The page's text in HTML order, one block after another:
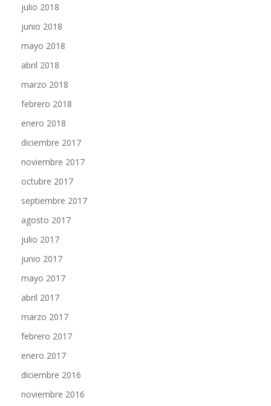
junio 2018
mayo 2018
abril 2018
marzo 2018
febrero 2018
enero 2018
diciembre 2017
noviembre 2017
octubre 2017
septiembre 2017
agosto 2017
julio 2017
junio 2017
mayo 2017
abril 2017
marzo 2017
febrero 2017
enero 2017
diciembre 2016
noviembre 2016
octubre 2016